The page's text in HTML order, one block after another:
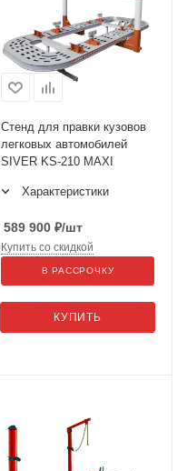
Стенд для правки кузовов
легковых автомобилей
SIVER KS-210 MAXI
Характеристики
589 900 ₽/шт
КУПИТЬ
Купить со скидкой
В РАССРОЧКУ